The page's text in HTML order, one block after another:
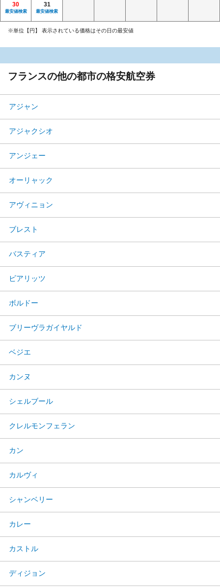
30
最安値検索
31
最安値検索
※単位【円】 表示されている価格はその日の最安値
フランスの他の都市の格安航空券
アジャン
アジャクシオ
アンジェー
オーリャック
アヴィニョン
ブレスト
バスティア
ビアリッツ
ボルドー
ブリーヴラガイヤルド
ベジエ
カンヌ
シェルブール
クレルモンフェラン
カン
カルヴィ
シャンベリー
カレー
カストル
ディジョン